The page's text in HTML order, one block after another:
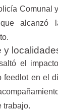
Comunal
alcanzó
y
el
feedlot en el
trabajo.